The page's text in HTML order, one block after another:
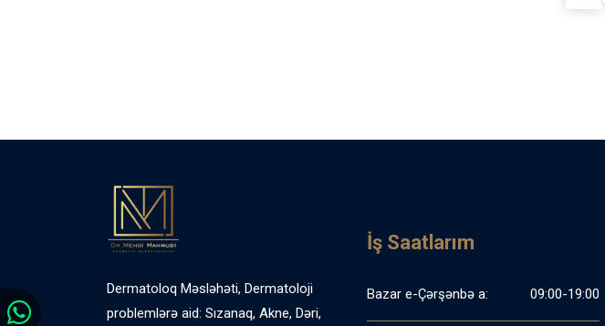
Dermatoloq Məsləhəti, Dermatoloji
problemlərə aid: Sızanaq, Akne, Dəri,
İş Saatlarım
Bazar e-Çərşənbə a: 09:00-19:00